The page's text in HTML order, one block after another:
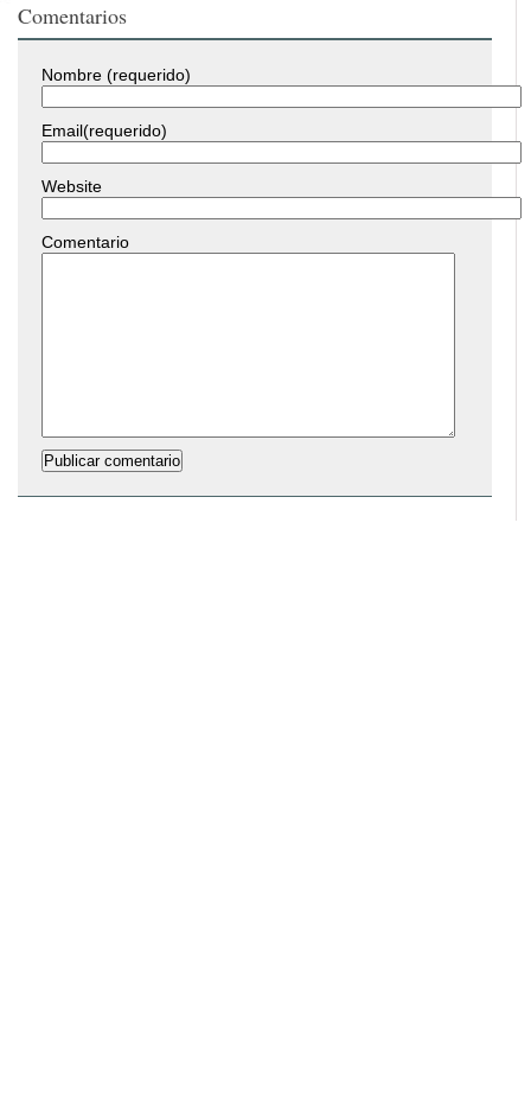
Comentarios
Nombre (requerido)
Email(requerido)
Website
Comentario